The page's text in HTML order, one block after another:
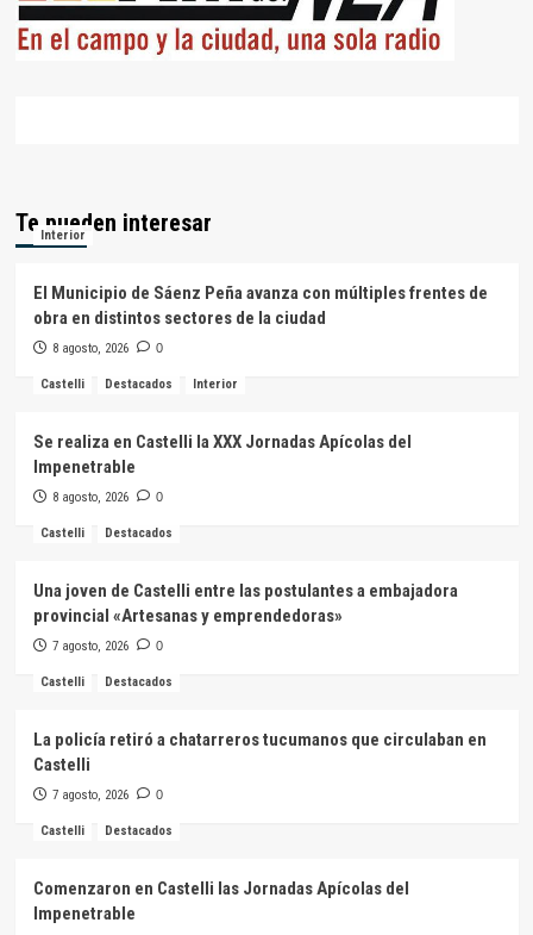
Te pueden interesar
Interior
El Municipio de Sáenz Peña avanza con múltiples frentes de
obra en distintos sectores de la ciudad
8 agosto, 2026 0
Castelli Destacados Interior
Se realiza en Castelli la XXX Jornadas Apícolas del
Impenetrable
8 agosto, 2026 0
Castelli Destacados
Una joven de Castelli entre las postulantes a embajadora
provincial «Artesanas y emprendedoras»
7 agosto, 2026 0
Castelli Destacados
La policía retiró a chatarreros tucumanos que circulaban en
Castelli
7 agosto, 2026 0
Castelli Destacados
Comenzaron en Castelli las Jornadas Apícolas del
Impenetrable